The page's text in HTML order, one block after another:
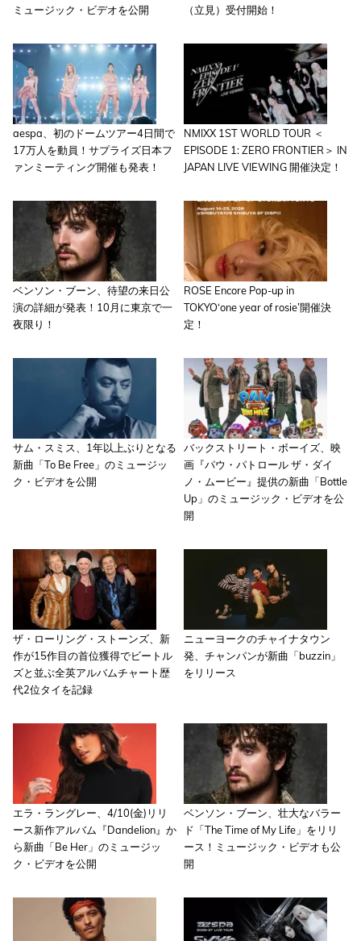
ミュージック・ビデオを公開
（立見）受付開始！
aespa、初のドームツアー4日間で
17万人を動員！サプライズ日本フ
ァンミーティング開催も発表！
NMIXX 1ST WORLD TOUR ＜
EPISODE 1: ZERO FRONTIER＞ IN
JAPAN LIVE VIEWING 開催決定！
ベンソン・ブーン、待望の来日公
演の詳細が発表！10月に東京で一
夜限り！
ROSE Encore Pop-up in
TOKYO‘one year of rosie’開催決
定！
サム・スミス、1年以上ぶりとなる
新曲「To Be Free」のミュージッ
ク・ビデオを公開
バックストリート・ボーイズ、映
画『パウ・パトロール ザ・ダイ
ノ・ムービー』提供の新曲「Bottle
Up」のミュージック・ビデオを公
開
ザ・ローリング・ストーンズ、新
作が15作目の首位獲得でビートル
ズと並ぶ全英アルバムチャート歴
代2位タイを記録
ニューヨークのチャイナタウン
発、チャンパンが新曲「buzzin」
をリリース
エラ・ラングレー、4/10(金)リリ
ース新作アルバム『Dandelion』か
ら新曲「Be Her」のミュージッ
ク・ビデオを公開
ベンソン・ブーン、壮大なバラー
ド「The Time of My Life」をリリ
ース！ミュージック・ビデオも公
開